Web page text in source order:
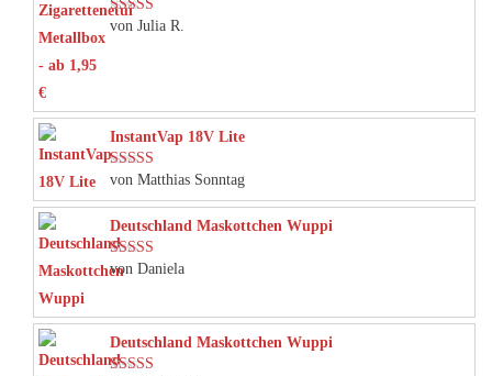
Bewertet mit
von Julia R.
InstantVap 18V Lite
Bewertet mit
5von 5
von Matthias Sonntag
Deutschland Maskottchen Wuppi
Bewertet mit
von Daniela
Deutschland Maskottchen Wuppi